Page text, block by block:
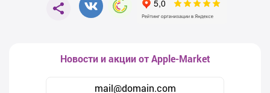
Новости и акции от Apple-Market